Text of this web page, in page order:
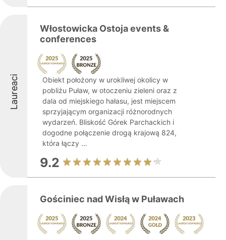
Laureaci
Włostowicka Ostoja events &
conferences
Obiekt położony w urokliwej okolicy w
pobliżu Puław, w otoczeniu zieleni oraz z
dala od miejskiego hałasu, jest miejscem
sprzyjającym organizacji różnorodnych
wydarzeń. Bliskość Górek Parchackich i
dogodne połączenie drogą krajową 824,
która łączy ...
9.2
Gościniec nad Wisłą w Puławach